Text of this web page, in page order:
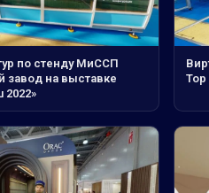
по стенду МиССП
завод на выставке
Top